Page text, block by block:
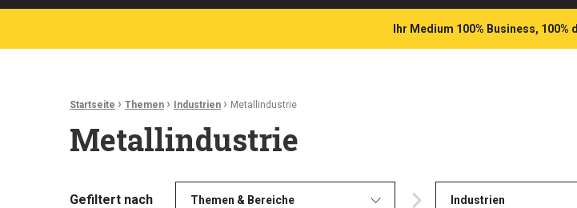
Ihr Medium 100% Business,
Ariadnefaden:
Startseite › Themen › Industrien › Metallindustrie
Metallindustrie
Gefiltert nach Themen & Bereiche Industrien